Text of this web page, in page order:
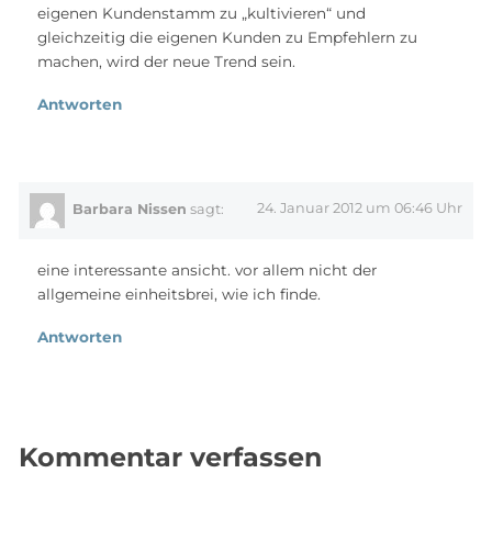
eigenen Kundenstamm zu „kultivieren“ und
gleichzeitig die eigenen Kunden zu Empfehlern zu
machen, wird der neue Trend sein.
Antworten
Barbara Nissen sagt: 24. Januar 2012 um 06:46 Uhr
eine interessante ansicht. vor allem nicht der
allgemeine einheitsbrei, wie ich finde.
Antworten
Kommentar verfassen